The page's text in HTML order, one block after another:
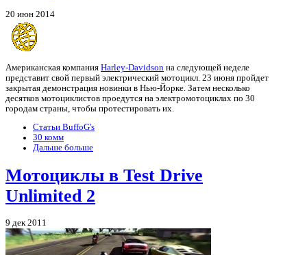
20 июн 2014
Американская компания Harley-Davidson на следующей неделе
представит свой первый электрический мотоцикл. 23 июня пройдет
закрытая демонстрация новинки в Нью-Йорке. Затем несколько
десятков мотоциклистов проедутся на электромотоциклах по 30
городам страны, чтобы протестировать их.
Статьи BuffoG's
30 комм
Дальше больше
Мотоциклы в Test Drive
Unlimited 2
9 дек 2011